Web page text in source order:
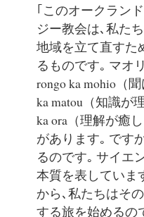
｢このオークラン
ジー教会は､私た
地域を立て直すた
るものです｡ マオ
rongo ka mohio（
ka matou（知識が
ka ora（理解が癒
があります｡ です
るのです｡ サイエ
本質を表していま
から､私たちはそ
する旅を始めるの